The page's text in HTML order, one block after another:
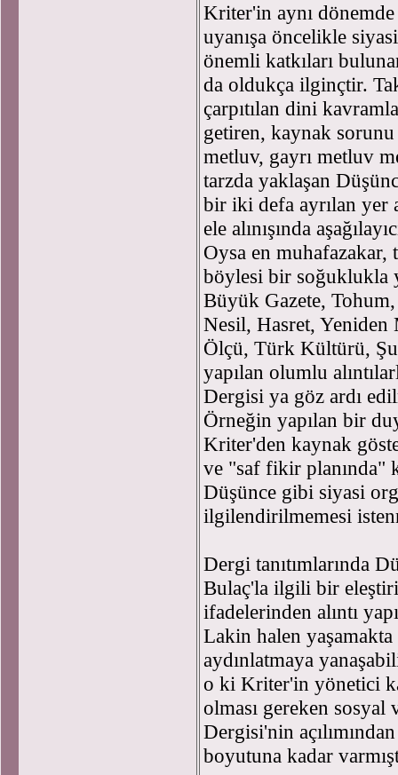
Kriter'in aynı
uyanışa öncelikle
önemli katkıları
da oldukça ilginçtir.
çarpıtılan dini
getiren, kaynak
metluv, gayrı metluv
tarzda yaklaşan
bir iki defa ayrılan yer
ele alınışında
Oysa en
böylesi bir soğuklukla
Büyük Gazete,
Nesil, Hasret,
Ölçü, Türk Kültürü,
yapılan olumlu
Dergisi ya göz ardı
Örneğin yapılan bir
Kriter'den kaynak
ve "saf fikir planında"
Düşünce gibi siyasi
ilgilendirilmemesi
Dergi tanıtımlarında
Bulaç'la ilgili bir eleştiri
ifadelerinden alıntı
Lakin halen
aydınlatmaya
o ki Kriter'in yönetici
olması gereken
Dergisi'nin
boyutuna kadar